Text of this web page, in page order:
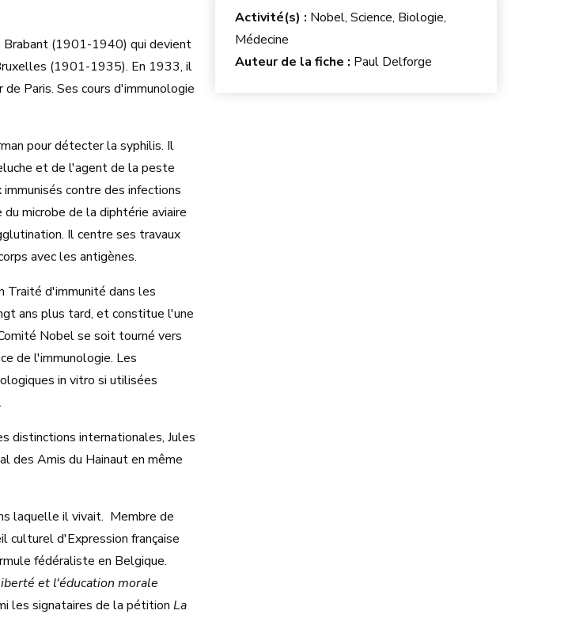
Brabant (1901-1940) qui devient
(1901-1935). En 1933, il
Paris. Ses cours d'immunologie
pour détecter la syphilis. Il
et de l'agent de la peste
contre des infections
microbe de la diphtérie aviaire
Il centre ses travaux
avec les antigènes.
Traité d'immunité dans les
ans plus tard, et constitue l'une
Nobel se soit tourné vers
de l'immunologie. Les
in vitro si utilisées
distinctions internationales, Jules
des Amis du Hainaut en même
laquelle il vivait. Membre de
culturel d'Expression française
fédéraliste en Belgique.
et l'éducation morale
les signataires de la pétition La
Activité(s) : Nobel, Science, Biologie,
Médecine
Auteur de la fiche : Paul Delforge